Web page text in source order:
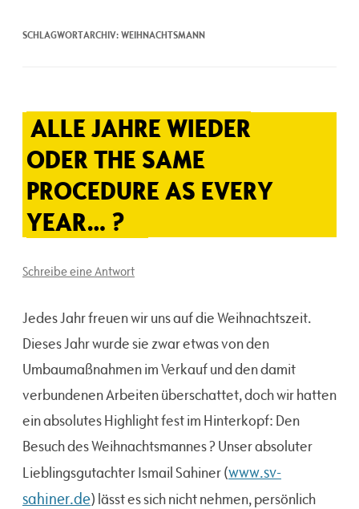
SCHLAGWORTARCHIV:WEIHNACHTSMANN
ALLE JAHRE WIEDER
ODER THE SAME
PROCEDURE AS EVERY
YEAR… ?
Schreibe eine Antwort
Jedes Jahr freuen wir uns auf die Weihnachtszeit.
Dieses Jahr wurde sie zwar etwas von den
Umbaumaßnahmen im Verkauf und den damit
verbundenen Arbeiten überschattet, doch wir hatten
ein absolutes Highlight fest im Hinterkopf: Den
Besuch des Weihnachtsmannes ? Unser absoluter
Lieblingsgutachter Ismail Sahiner (www.sv-
sahiner.de) lässt es sich nicht nehmen, persönlich